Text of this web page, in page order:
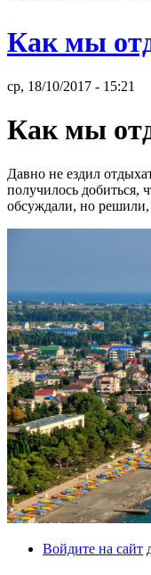
Как мы
ср, 18/10/2017 - 15:21
Как мы
Давно не ездил
получилось добиться,
обсуждали, но решили,
Войдите на сайт